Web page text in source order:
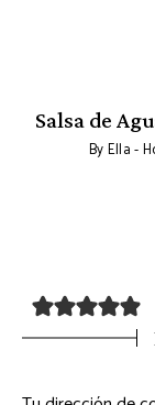
Salsa de
ByElla -